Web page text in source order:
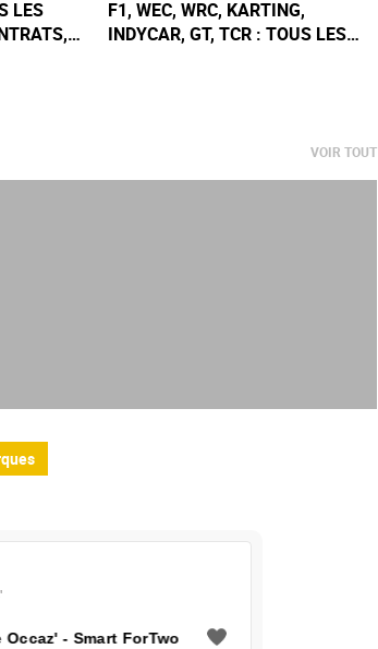
LES
F1, WEC, WRC, KARTING,
INDYCAR, GT, TCR : TOUS LES
VOIR TOUT
- Smart ForTwo